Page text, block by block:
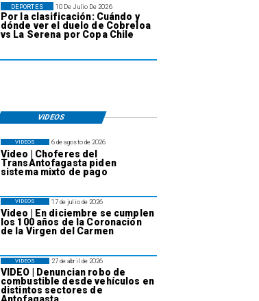
10 De Julio De 2026
Por la clasificación: Cuándo y
dónde ver el duelo de Cobreloa
vs La Serena por Copa Chile
DEPORTES
VIDEOS
6 de agosto de 2026
Video | Choferes del
TransAntofagasta piden
sistema mixto de pago
VIDEOS
17 de julio de 2026
Video | En diciembre se cumplen
los 100 años de la Coronación
de la Virgen del Carmen
VIDEOS
27 de abril de 2026
VIDEO | Denuncian robo de
combustible desde vehículos en
distintos sectores de
VIDEOS